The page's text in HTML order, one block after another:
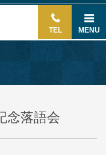
TEL MENU
念落語会